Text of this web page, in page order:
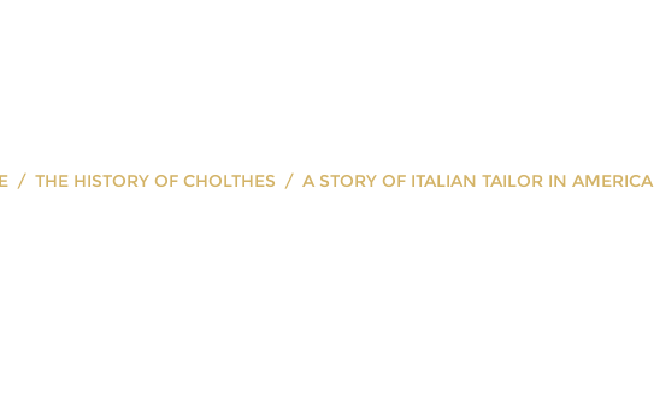
THE HISTORY OF CHOLTHES A STORY OF ITALIAN TAILOR IN AMERICA